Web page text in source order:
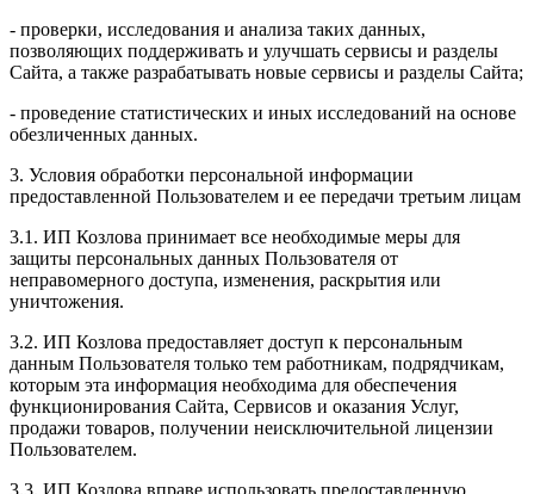
- проверки, исследования и анализа таких данных,
позволяющих поддерживать и улучшать сервисы и разделы
Сайта, а также разрабатывать новые сервисы и разделы Сайта;
- проведение статистических и иных исследований на основе
обезличенных данных.
3. Условия обработки персональной информации
предоставленной Пользователем и ее передачи третьим лицам
3.1. ИП Козлова принимает все необходимые меры для
защиты персональных данных Пользователя от
неправомерного доступа, изменения, раскрытия или
уничтожения.
3.2. ИП Козлова предоставляет доступ к персональным
данным Пользователя только тем работникам, подрядчикам,
которым эта информация необходима для обеспечения
функционирования Сайта, Сервисов и оказания Услуг,
продажи товаров, получении неисключительной лицензии
Пользователем.
3.3. ИП Козлова вправе использовать предоставленную